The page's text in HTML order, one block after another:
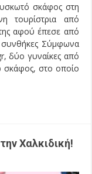
σκάφος στη
τουρίστρια από
αφού έπεσε από
συνθήκες Σύμφωνα
δύο γυναίκες από
σκάφος, στο οποίο
Χαλκιδική!